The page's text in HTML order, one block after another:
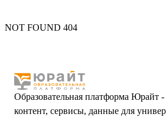
NOT FOUND 404
Образовательная платформа Юрайт
контент, сервисы, данные для